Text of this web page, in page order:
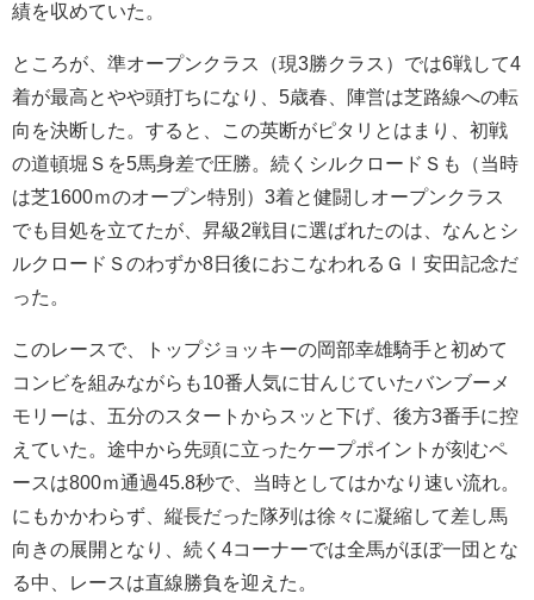
績を収めていた。
ところが、準オープンクラス（現3勝クラス）では6戦して4
着が最高とやや頭打ちになり、5歳春、陣営は芝路線への転
向を決断した。すると、この英断がピタリとはまり、初戦
の道頓堀Ｓを5馬身差で圧勝。続くシルクロードＳも（当時
は芝1600ｍのオープン特別）3着と健闘しオープンクラス
でも目処を立てたが、昇級2戦目に選ばれたのは、なんとシ
ルクロードＳのわずか8日後におこなわれるＧⅠ安田記念だ
った。
このレースで、トップジョッキーの岡部幸雄騎手と初めて
コンビを組みながらも10番人気に甘んじていたバンブーメ
モリーは、五分のスタートからスッと下げ、後方3番手に控
えていた。途中から先頭に立ったケープポイントが刻むペ
ースは800ｍ通過45.8秒で、当時としてはかなり速い流れ。
にもかかわらず、縦長だった隊列は徐々に凝縮して差し馬
向きの展開となり、続く4コーナーでは全馬がほぼ一団とな
る中、レースは直線勝負を迎えた。